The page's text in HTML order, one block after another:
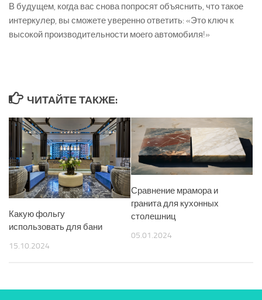
В будущем, когда вас снова попросят объяснить, что такое
интеркулер, вы сможете уверенно ответить: «Это ключ к
высокой производительности моего автомобиля!»
ЧИТАЙТЕ ТАКЖЕ:
Какую фольгу
использовать для бани
15.10.2024
Сравнение мрамора и
гранита для кухонных
столешниц
05.01.2024